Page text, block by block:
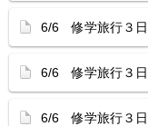
6/6 修学旅行３
6/6 修学旅行３
6/6 修学旅行３